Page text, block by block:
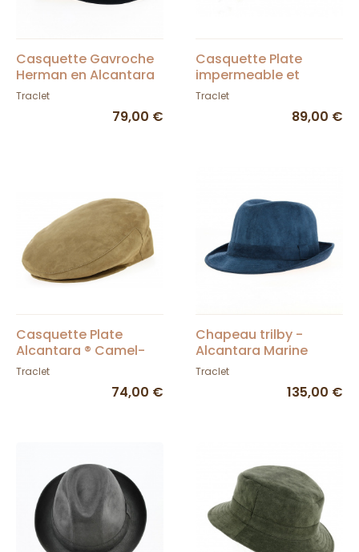
Casquette Gavroche
Herman en Alcantara
Bleue Marine - Traclet
Traclet
79,00 €
Casquette Plate
impermeable et
lavable - Amaretta
Marine - City Sport
Traclet
89,00 €
Casquette Plate
Alcantara ® Camel-
Traclet
Traclet
74,00 €
Chapeau trilby -
Alcantara Marine
Traclet
135,00 €